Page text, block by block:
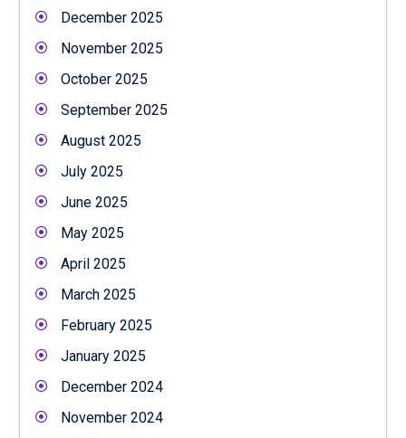
December 2025
November 2025
October 2025
September 2025
August 2025
July 2025
June 2025
May 2025
April 2025
March 2025
February 2025
January 2025
December 2024
November 2024